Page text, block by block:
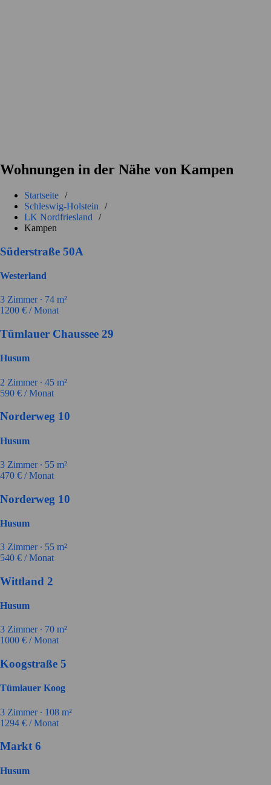
Wohnungen in der Nähe von Kampen
Startseite /
Schleswig-Holstein
/
LK Nordfriesland
/
Kampen
Süderstraße 50A
Westerland
3 Zimmer ∙ 74 m²
1200 € / Monat
Tümlauer Chaussee 29
Husum
2 Zimmer ∙ 45 m²
590 € / Monat
Norderweg 10
Husum
3 Zimmer ∙ 55 m²
470 € / Monat
Norderweg 10
Husum
3 Zimmer ∙ 55 m²
540 € / Monat
Wittland 2
Husum
3 Zimmer ∙ 70 m²
1000 € / Monat
Koogstraße 5
Tümlauer Koog
3 Zimmer ∙ 108 m²
1294 € / Monat
Markt 6
Husum